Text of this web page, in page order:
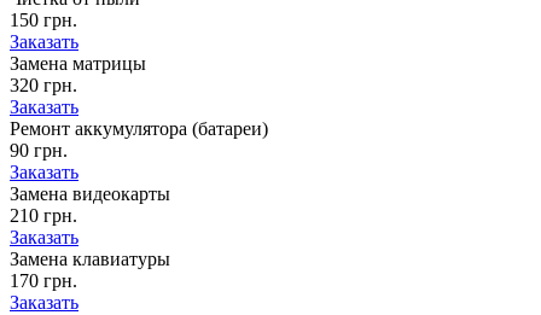
150 грн.
Заказать
Замена матрицы
320 грн.
Заказать
Ремонт аккумулятора (батареи)
90 грн.
Заказать
Замена видеокарты
210 грн.
Заказать
Замена клавиатуры
170 грн.
Заказать